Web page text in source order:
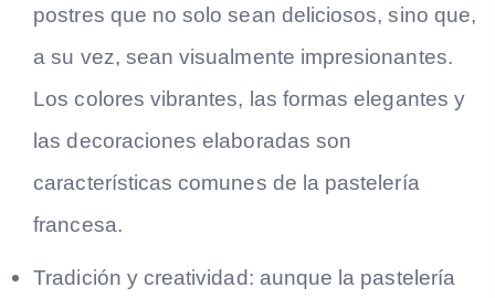
postres que no solo sean deliciosos, sino que,
a su vez, sean visualmente impresionantes.
Los colores vibrantes, las formas elegantes y
las decoraciones elaboradas son
características comunes de la pastelería
francesa.
Tradición y creatividad: aunque la pastelería